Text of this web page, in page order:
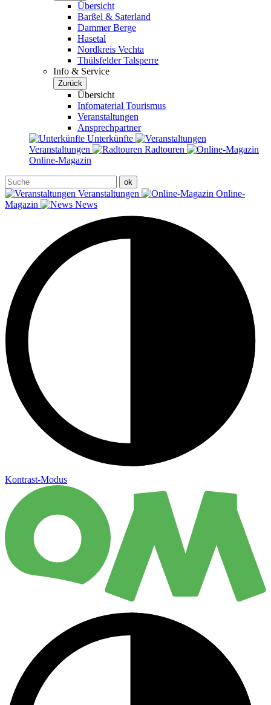
Übersicht
Barßel & Saterland
Dammer Berge
Hasetal
Nordkreis Vechta
Thülsfelder Talsperre
Info & Service
Zurück
Übersicht
Infomaterial Tourismus
Veranstaltungen
Ansprechpartner
Unterkünfte
Veranstaltungen
Radtouren
Online-Magazin
Veranstaltungen
Online-
Magazin
News
Kontrast-Modus